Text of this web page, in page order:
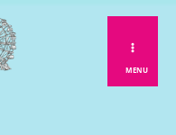
MENU